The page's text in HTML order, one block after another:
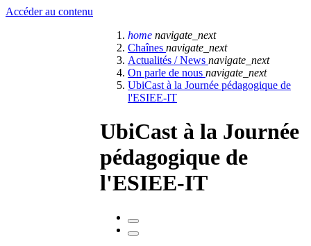
Accéder au contenu
home navigate_next
Chaînes navigate_next
Actualités / News navigate_next
On parle de nous navigate_next
UbiCast à la Journée pédagogique de
l'ESIEE-IT
UbiCast à la Journée
pédagogique de
l'ESIEE-IT